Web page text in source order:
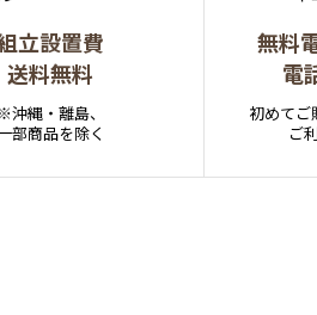
立設置費
送料無料
※沖縄・離島、
部商品を除く
無料
電
初めてご
ご